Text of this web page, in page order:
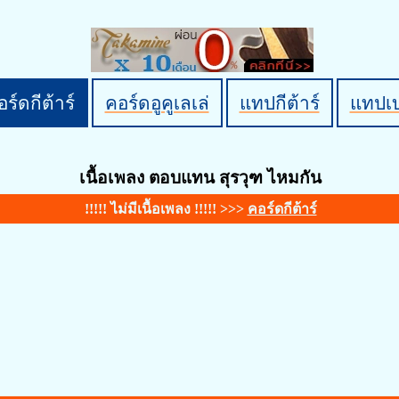
ร์ดกีต้าร์ คอร์ดอูคูเลเล่ แทปกีต้าร์ แทปเ
เนื้อเพลง ตอบแทน สุรวุฑ ไหมกัน
!!!!! ไม่มีเนื้อเพลง !!!!! >>> คอร์ดกีต้าร์